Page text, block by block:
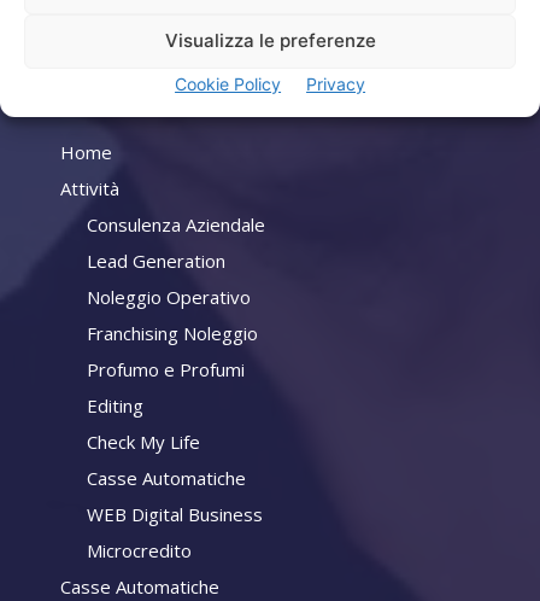
Visualizza le preferenze
Cookie Policy Privacy
Company
Home
Attività
Consulenza Aziendale
Lead Generation
Noleggio Operativo
Franchising Noleggio
Profumo e Profumi
Editing
Check My Life
Casse Automatiche
WEB Digital Business
Microcredito
Casse Automatiche